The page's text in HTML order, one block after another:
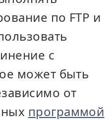
по FTP и
с
может быть
от
программой